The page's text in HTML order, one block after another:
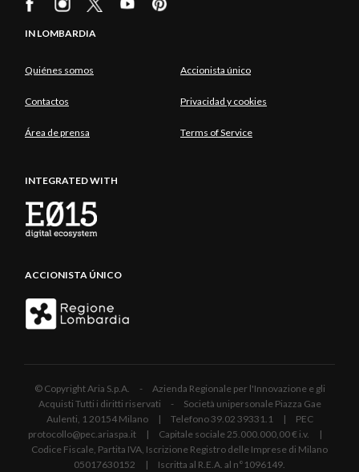
IN LOMBARDIA
Quiénes somos Accionista único
Contactos Privacidad y cookies
Área de prensa Terms of Service
INTEGRATED WITH
ACCIONISTA ÚNICO
© Copyright Aria S.p.A. - Azienda Regionale per l'Innovazione e gli
Acquisti Tutti i diritti riservati - Società unipersonale Piazza Gae
Aulenti, 1 20154 Milano | Telefono 39.02 39331.1 | PEC
protocollo@pec.ariaspa.it | Capitale sociale 25.000.000,00 € i.v. |
Codice Fiscale, Partita IVA, Iscrizione Registro delle Imprese di Milano
05017630152 | Iscritta al R.E.A. al n°1096149.